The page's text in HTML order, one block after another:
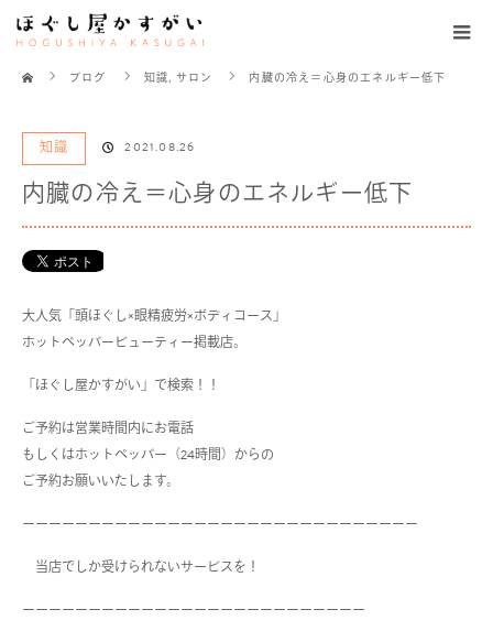
ブログ
知識, サロン 内臓の冷え＝心身のエネルギー低下
知識 2021.08.26
内臓の冷え＝心身のエネルギー低下
大人気「頭ほぐし×眼精疲労×ボディコース」
ホットペッパービューティー掲載店。
「ほぐし屋かすがい」で検索！！
ご予約は営業時間内にお電話
もしくはホットペッパー（24時間）からの
ご予約お願いいたします。
ーーーーーーーーーーーーーーーーーーーーーーーーーーーーーー
当店でしか受けられないサービスを！
ーーーーーーーーーーーーーーーーーーーーーーーーーー